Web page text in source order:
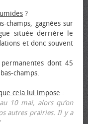
?
champs, gagnées sur
située derrière le
et donc souvent
dont 45
champs.
cela lui impose :
10 mai, alors qu’on
autres prairies. Il y a